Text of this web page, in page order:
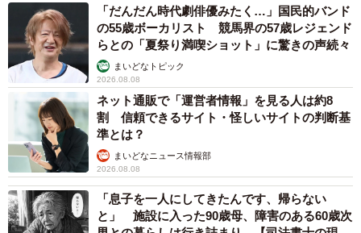
「だんだん時代劇俳優みたく…」国民的バンド
の55歳ボーカリスト 競馬界の57歳レジェンド
らとの「夏祭り満喫ショット」に驚きの声続々
まいどなトピック
2026.08.08
ネット通販で「運営者情報」を見る人は約8
割 信頼できるサイト・怪しいサイトの判断基
準とは？
まいどなニュース情報部
2026.08.08
「息子を一人にしてきたんです、帰らない
と」 施設に入った90歳母、障害のある60歳次